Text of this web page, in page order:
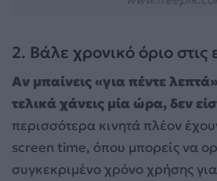
2. Βάλε χρονικό όριο
Αν μπαίνεις «για πέντε
τελικά χάνεις μία ώρα, δεν
περισσότερα κινητά πλέον
screen time, όπου μπορείς να
συγκεκριμένο χρόνο χρήσης